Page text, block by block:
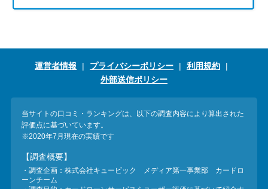
運営者情報 プライバシーポリシー
利用規約
外部送信ポリシー
当サイトの口コミ・ランキングは、以下の調査内容により算出された
評価点に基づいています。
※2020年7月現在の実績です
【調査概要】
・調査企画：株式会社キュービック メディア第一事業部 カードロ
ーンチーム